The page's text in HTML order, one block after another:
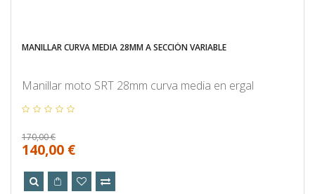
MANILLAR CURVA MEDIA 28MM A SECCIÓN VARIABLE
Manillar moto SRT 28mm curva media en ergal
170,00 €
140,00 €